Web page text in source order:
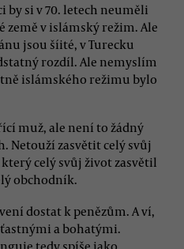
by si v 70. letech neuměli
v islámský režim. Ale
jsou šíité, v Turecku
rozdíl. Ale nemyslím
islámského režimu bylo
muž, ale není to žádný
Netouží zasvětit celý svůj
celý svůj život zasvětil
obchodník.
dostat k penězům. A ví,
a bohatými.
tedy spíše jako